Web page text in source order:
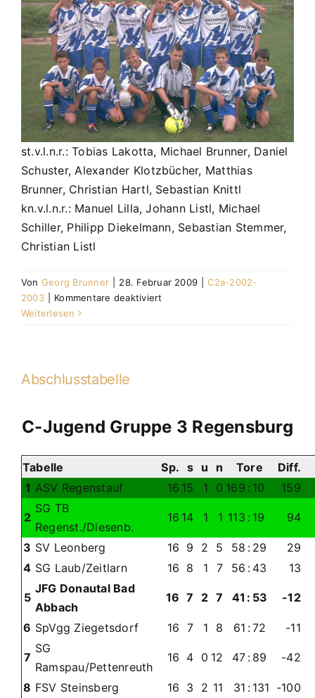
st.v.l.n.r.: Tobias Lakotta, Michael Brunner, Daniel
Schuster, Alexander Klotzbücher, Matthias
Brunner, Christian Hartl, Sebastian Knittl
kn.v.l.n.r.: Manuel Lilla, Johann Listl, Michael
Schiller, Philipp Diekelmann, Sebastian Stemmer,
Christian Listl
Von Georg Brunner 28. Februar 2009
C2a-2002-
2003
Kommentare deaktiviert
Weiterlesen
Abschlusstabelle
C-Jugend Gruppe 3 Regensburg
Tabelle Sp. s u n Tore Diff.
1 ASV Regenstauf 16 15 1 0 169 : 10 159
2
SG TB
Regenst./Diesenb.
16 14 1 1 113 : 19 94
3 SV Leonberg 16 9 2 5 58 : 29
29
4 SG Laub/Zeitlarn 16 8 1 7 56 : 43 13
5
JFG Donautal Bad
Abbach
16 7 2 7 41 : 53 -12
6 SpVgg Ziegetsdorf 16 7 1 8 61 :72 -11
7
SG
Ramspau/Pettenreuth
16 4 0 12 47 : 89 -42
8 FSV Steinsberg 16 3 2 11 31 : 131 -100